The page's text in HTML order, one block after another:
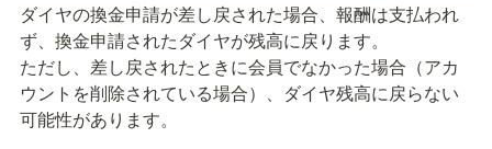
ダイヤの換金申請が差し戻された場合、報酬は支払われ
ず、換金申請されたダイヤが残高に戻ります。
ただし、差し戻されたときに会員でなかった場合（アカ
ウントを削除されている場合）、ダイヤ残高に戻らない
可能性があります。